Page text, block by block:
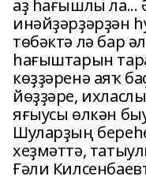
аҙ һағышлы ла...
инәйҙәрҙәрҙән
төбәктә лә бар
һағыштарын
көҙҙәренә аяҡ
йөҙҙәре,
яғыусы өлкән
Шуларҙың
хеҙмәттә,
Ғәли